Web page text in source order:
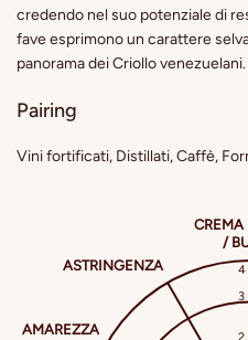
credendo nel suo potenziale di
fave esprimono un carattere
panorama dei Criollo venezuelani.
Pairing
Vini fortificati, Distillati, Caffè,